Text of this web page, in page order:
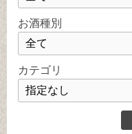
お酒種別
カテゴリ